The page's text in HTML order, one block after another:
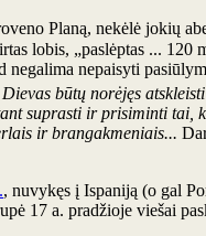
Planą, nekėlė jokių
lobis, „paslėptas ...
negalima nepaisyti
būtų norėjęs
suprasti ir prisiminti tai,
ir brangakmeniais...
, nuvykęs į Ispaniją (o gal
17 a. pradžioje viešai